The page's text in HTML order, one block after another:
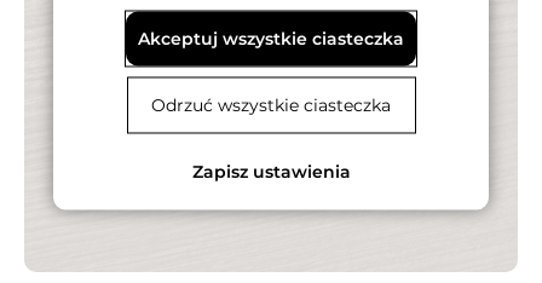
Akceptuj wszystkie ciasteczka
Odrzuć wszystkie ciasteczka
Zapisz ustawienia